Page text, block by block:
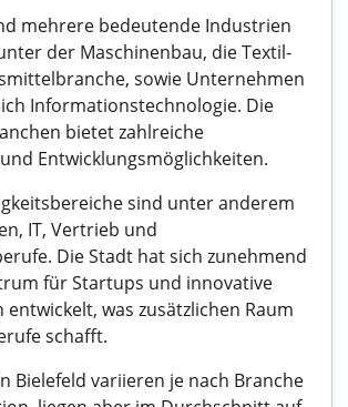
mehrere bedeutende Industrien
der Maschinenbau, die Textil-
sowie Unternehmen
Informationstechnologie. Die
bietet zahlreiche
Entwicklungsmöglichkeiten.
sind unter anderem
IT, Vertrieb und
Die Stadt hat sich zunehmend
für Startups und innovative
was zusätzlichen Raum
schafft.
Bielefeld variieren je nach Branche